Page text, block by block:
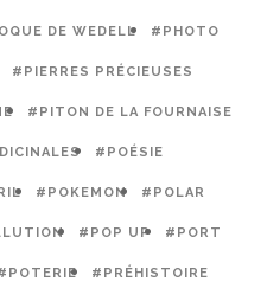
DE WEDELL #PHOTO
#PIERRES PRÉCIEUSES
#PITON DE LA FOURNAISE
#POÉSIE
#POKEMON #POLAR
#POP UP #PORT
#PRÉHISTOIRE